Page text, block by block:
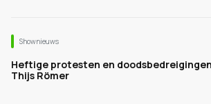
Shownieuws
Heftige protesten en
Thijs Römer